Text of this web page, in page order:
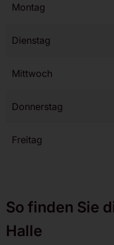
Montag
Dienstag
Mittwoch
Donnerstag
Freitag
So finden Sie
Halle